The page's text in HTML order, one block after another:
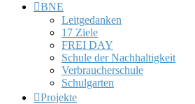
BNE
Leitgedanken
17 Ziele
FREI DAY
Schule der Nachhaltigkeit
Verbraucherschule
Schulgarten
Projekte